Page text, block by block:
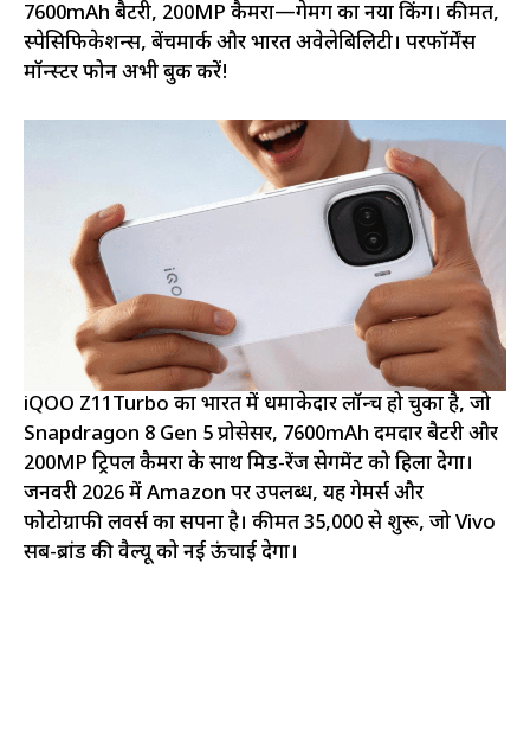
7600mAh बैटरी, 200MP कैमरा—गेमिंग का नया किंग। कीमत,
स्पेसिफिकेशन्स, बेंचमार्क और भारत अवेलेबिलिटी। परफॉर्मेंस
मॉन्स्टर फोन अभी बुक करें!
iQOO Z11Turbo का भारत में धमाकेदार लॉन्च हो चुका है, जो
Snapdragon 8 Gen 5 प्रोसेसर, 7600mAh दमदार बैटरी और
200MP ट्रिपल कैमरा के साथ मिड-रेंज सेगमेंट को हिला देगा।
जनवरी 2026 में Amazon पर उपलब्ध, यह गेमर्स और
फोटोग्राफी लवर्स का सपना है। कीमत ₹35,000 से शुरू, जो Vivo
सब-ब्रांड की वैल्यू को नई ऊंचाई देगा।